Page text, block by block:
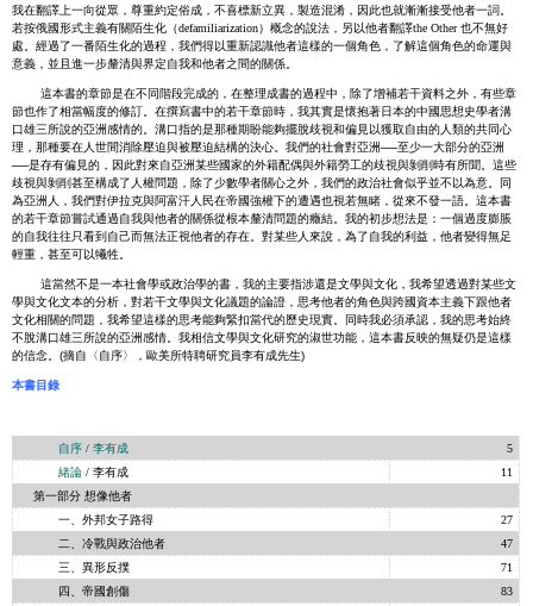
我在翻譯上一向從眾，尊重約定俗成，不喜標新立異，製造混淆，因此也就漸漸接受他者一詞。
若按俄國形式主義有關陌生化（defamiliarization）概念的說法，另以他者翻譯the Other 也不無好
處。經過了一番陌生化的過程，我們得以重新認識他者這樣的一個角色，了解這個角色的命運與
意義，並且進一步釐清與界定自我和他者之間的關係。
這本書的章節是在不同階段完成的，在整理成書的過程中，除了增補若干資料之外，有些章
節也作了相當幅度的修訂。在撰寫書中的若干章節時，我其實是懷抱著日本的中國思想史學者溝
口雄三所說的亞洲感情的。溝口指的是那種期盼能夠擺脫歧視和偏見以獲取自由的人類的共同心
理，那種要在人世間消除壓迫與被壓迫結構的決心。我們的社會對亞洲──至少一大部分的亞洲
──是存有偏見的，因此對來自亞洲某些國家的外籍配偶與外籍勞工的歧視與剝削時有所聞。這些
歧視與剝削甚至構成了人權問題，除了少數學者關心之外，我們的政治社會似乎並不以為意。同
為亞洲人，我們對伊拉克與阿富汗人民在帝國強權下的遭遇也視若無睹，從來不發一語。這本書
的若干章節嘗試通過自我與他者的關係從根本釐清問題的癥結。我的初步想法是：一個過度膨脹
的自我往往只看到自己而無法正視他者的存在。對某些人來說，為了自我的利益，他者變得無足
輕重，甚至可以犧牲。
這當然不是一本社會學或政治學的書，我的主要指涉還是文學與文化，我希望透過對某些文
學與文化文本的分析，對若干文學與文化議題的論證，思考他者的角色與跨國資本主義下跟他者
文化相關的問題，我希望這樣的思考能夠緊扣當代的歷史現實。同時我必須承認，我的思考始終
不脫溝口雄三所說的亞洲感情。我相信文學與文化研究的淑世功能，這本書反映的無疑仍是這樣
的信念 。(摘自〈自序〉，歐美所特聘研究員李有成先生)
本書目錄
自序 /李有成
5
緒論 / 李有成
11
第一部分 想像他者
一、外邦女子路得
27
二、冷戰與政治他者
47
三、異形反撲
71
四、帝國創傷
83